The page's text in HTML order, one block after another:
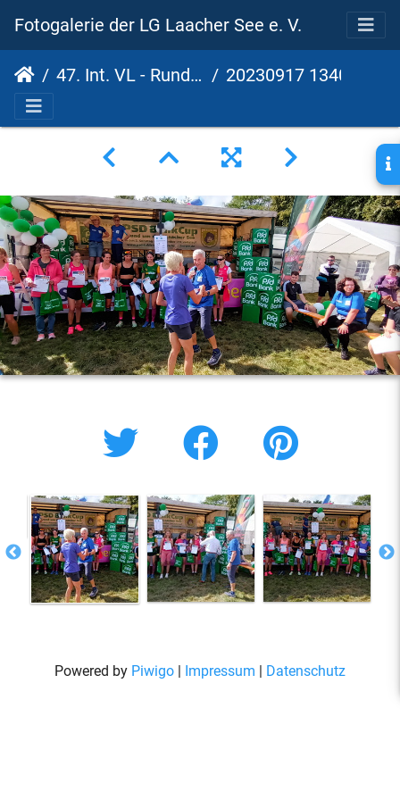
Fotogalerie der LG Laacher See e. V.
47. Int. VL - Rund um den Laacher See - 18. PSD Bank Cup 2023 20230917 134055
Powered by Piwigo Impressum Datenschutz